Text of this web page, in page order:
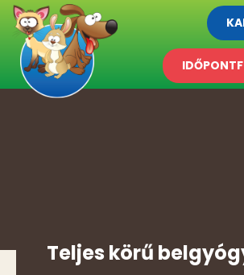
Teljes körű